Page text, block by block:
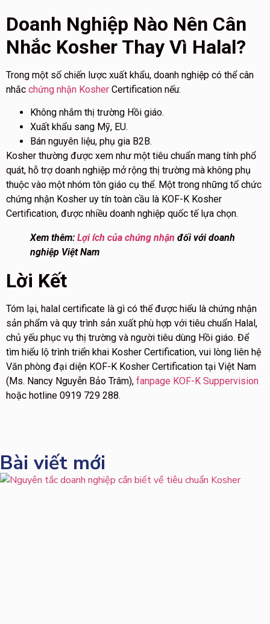
Doanh Nghiệp Nào Nên Cân
Nhắc Kosher Thay Vì Halal?
Trong một số chiến lược xuất khẩu, doanh nghiệp có thể cân
nhắc chứng nhận Kosher Certification nếu:
Không nhắm thị trường Hồi giáo.
Xuất khẩu sang Mỹ, EU.
Bán nguyên liệu, phụ gia B2B.
Kosher thường được xem như một tiêu chuẩn mang tính phổ
quát, hỗ trợ doanh nghiệp mở rộng thị trường mà không phụ
thuộc vào một nhóm tôn giáo cụ thể. Một trong những tổ chức
chứng nhận Kosher uy tín toàn cầu là KOF-K Kosher
Certification, được nhiều doanh nghiệp quốc tế lựa chọn.
Xem thêm: Lợi ích của chứng nhận đối với doanh
nghiệp Việt Nam
Lời Kết
Tóm lại, halal certificate là gì có thể được hiểu là chứng nhận
sản phẩm và quy trình sản xuất phù hợp với tiêu chuẩn Halal,
chủ yếu phục vụ thị trường và người tiêu dùng Hồi giáo. Để
tìm hiểu lộ trình triển khai Kosher Certification, vui lòng liên hệ
Văn phòng đại diện KOF-K Kosher Certification tại Việt Nam
(Ms. Nancy Nguyễn Bảo Trâm), fanpage KOF-K Suppervision
hoặc hotline 0919 729 288.
Bài viết mới